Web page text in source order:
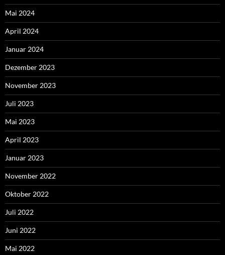
Mai 2024
April 2024
Januar 2024
Dezember 2023
November 2023
Juli 2023
Mai 2023
April 2023
Januar 2023
November 2022
Oktober 2022
Juli 2022
Juni 2022
Mai 2022